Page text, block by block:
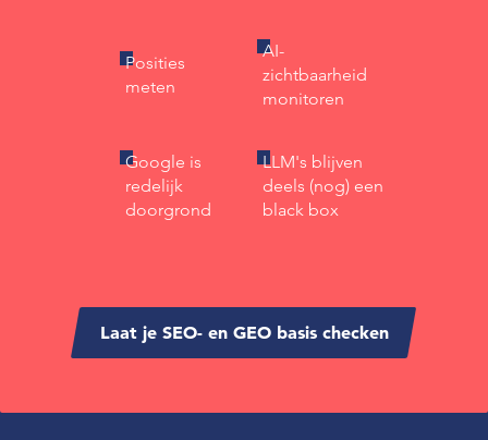
Posities
meten
AI-
zichtbaarheid
monitoren
Google is
redelijk
doorgrond
LLM's blijven
deels (nog) een
black box
Laat je SEO- en GEO basis checken